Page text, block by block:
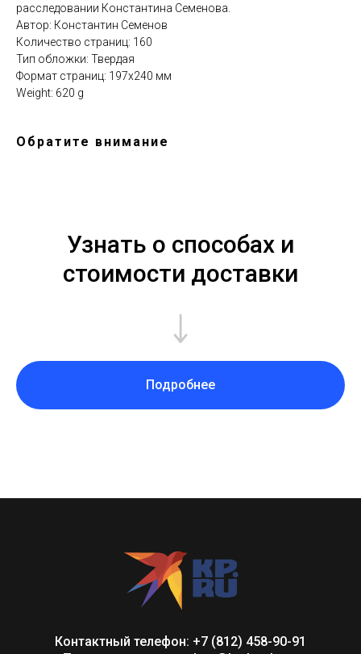
расследовании Константина Семенова.
Автор: Константин Семенов
Количество страниц: 160
Тип обложки: Твердая
Формат страниц: 197х240 мм
Weight: 620 g
Обратите внимание
Узнать о способах и
стоимости доставки
Подробнее
Контактный телефон: +7 (812) 458-90-91